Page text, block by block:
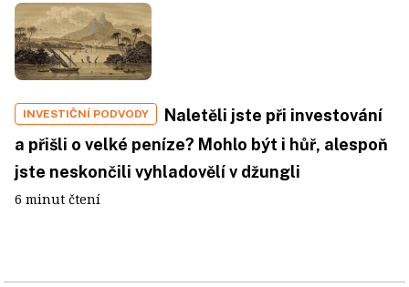
INVESTIČNÍ PODVODY
Naletěli jste při investování
a přišli o velké peníze? Mohlo být i hůř, alespoň
jste neskončili vyhladovělí v džungli
6 minut čtení